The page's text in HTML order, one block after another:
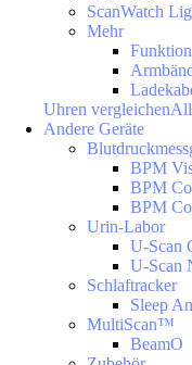
ScanWatch
Mehr
Uhren vergleichen
Andere Geräte
BPM
BPM
BPM
Urin-Labor
U-Scan
U-Scan
Schlaftracker
Sleep
MultiScan™
BeamO